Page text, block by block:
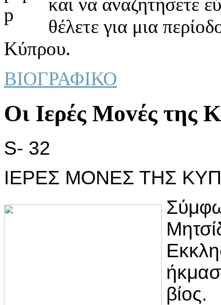
θέλετε για μια
Κύπρου.
ΒΙΟΓΡΑΦΙΚΟ
Οι Iερές Μovές της
S- 32
ΙΕΡΕΣ ΜΟΝΕΣ ΤΗΣ
βίος.